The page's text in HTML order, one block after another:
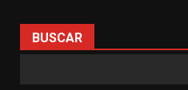
BUSCAR